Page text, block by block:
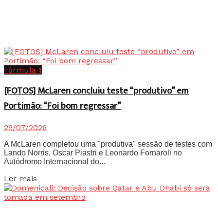
Fórmula 1
[FOTOS] McLaren concluiu teste “produtivo” em
Portimão: “Foi bom regressar”
29/07/2026
A McLaren completou uma "produtiva" sessão de testes com
Lando Norris, Oscar Piastri e Leonardo Fornaroli no
Autódromo Internacional do...
Ler mais